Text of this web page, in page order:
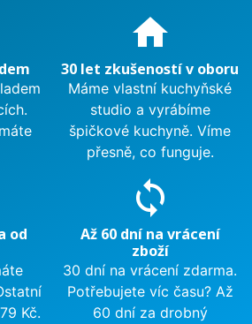
nás? home
30 let zkušeností v oboru
Máme vlastní kuchyňské
studio a vyrábíme
špičkové kuchyně. Víme
přesně, co funguje.
od
Kč.
sync
Až 60 dní na vrácení
zboží
30 dní na vrácení zdarma.
Potřebujete víc času? Až
60 dní za drobný